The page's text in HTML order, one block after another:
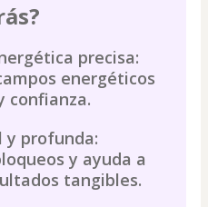
precisa:
energéticos
confianza.
y profunda:
y ayuda a
tangibles.